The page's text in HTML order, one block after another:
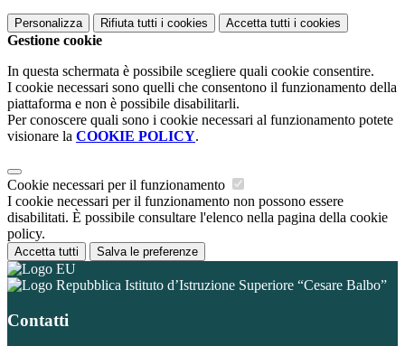
Personalizza Rifiuta tutti i cookies Accetta tutti i cookies
Gestione cookie
In questa schermata è possibile scegliere quali cookie consentire.
I cookie necessari sono quelli che consentono il funzionamento della
piattaforma e non è possibile disabilitarli.
Per conoscere quali sono i cookie necessari al funzionamento potete
visionare la COOKIE POLICY.
Cookie necessari per il funzionamento
I cookie necessari per il funzionamento non possono essere
disabilitati. È possibile consultare l'elenco nella pagina della cookie
policy.
Accetta tutti Salva le preferenze
Istituto d’Istruzione Superiore “Cesare Balbo”
Contatti